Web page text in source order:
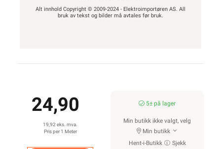
Alt innhold Copyright © 2009-2024 - Elektroimportøren AS. All
bruk av tekst og bilder må avtales før bruk.
24,90
19,92 eks. mva.
Pris per 1 Meter
5± på lager
Min butikk ikke valgt, velg
Min butikk
Hent-i-Butikk
Sjekk